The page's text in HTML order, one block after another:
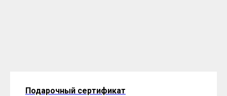
Подарочный сертификат